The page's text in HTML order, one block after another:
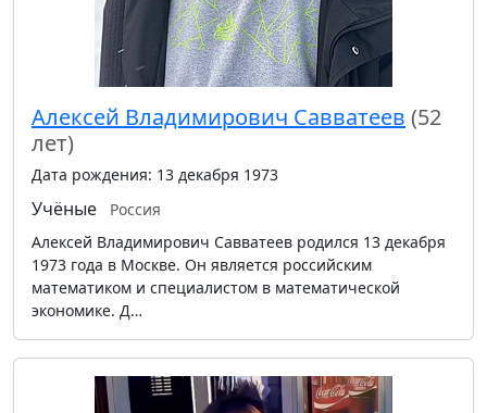
Алексей Владимирович Савватеев (52
лет)
Дата рождения: 13 декабря 1973
Учёные
Россия
Алексей Владимирович Савватеев родился 13 декабря
1973 года в Москве. Он является российским
математиком и специалистом в математической
экономике. Д…